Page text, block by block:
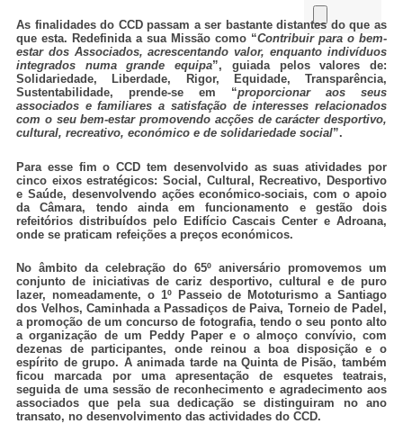
Toggle
Menu
As finalidades do CCD passam a ser bastante distantes do que as
que esta. Redefinida a sua Missão como “Contribuir para o bem-
estar dos Associados, acrescentando valor, enquanto indivíduos
integrados numa grande equipa”, guiada pelos valores de:
Solidariedade, Liberdade, Rigor, Equidade, Transparência,
Sustentabilidade, prende-se em “proporcionar aos seus
associados e familiares a satisfação de interesses relacionados
com o seu bem-estar promovendo acções de carácter desportivo,
cultural, recreativo, económico e de solidariedade social”.
Para esse fim o CCD tem desenvolvido as suas atividades por
cinco eixos estratégicos: Social, Cultural, Recreativo, Desportivo
e Saúde, desenvolvendo ações económico-sociais, com o apoio
da Câmara, tendo ainda em funcionamento e gestão dois
refeitórios distribuídos pelo Edifício Cascais Center e Adroana,
onde se praticam refeições a preços económicos.
No âmbito da celebração do 65º aniversário promovemos um
conjunto de iniciativas de cariz desportivo, cultural e de puro
lazer, nomeadamente, o 1º Passeio de Mototurismo a Santiago
dos Velhos, Caminhada a Passadiços de Paiva, Torneio de Padel,
a promoção de um concurso de fotografia, tendo o seu ponto alto
a organização de um Peddy Paper e o almoço convívio, com
dezenas de participantes, onde reinou a boa disposição e o
espírito de grupo. A animada tarde na Quinta de Pisão, também
ficou marcada por uma apresentação de esquetes teatrais,
seguida de uma sessão de reconhecimento e agradecimento aos
associados que pela sua dedicação se distinguiram no ano
transato, no desenvolvimento das actividades do CCD.